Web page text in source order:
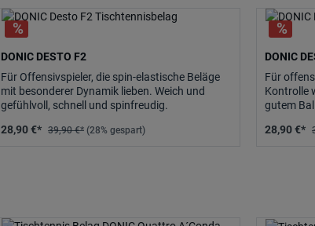
DONIC DESTO F2
Für Offensivspieler, die spin-elastische Beläge
mit besonderer Dynamik lieben. Weich und
gefühlvoll, schnell und spinfreudig.
28,90 €* 39,90 €* (28% gespart)
DONIC
Für
Kontrolle
gutem
28,90 €*